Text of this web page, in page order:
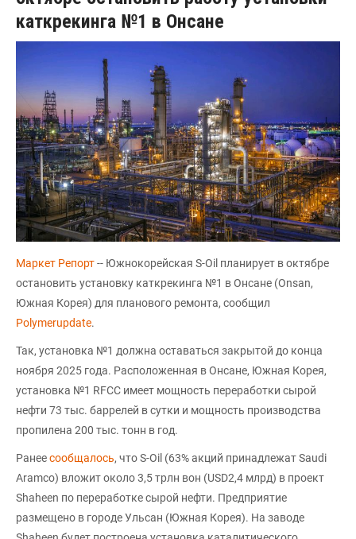
каткрекинга №1 в Онсане
Маркет Репорт-- Южнокорейская S-Oil планирует в октябре
остановить установку каткрекинга №1 в Онсане (Onsan,
Южная Корея) для планового ремонта, сообщил
Polymerupdate.
Так, установка №1 должна оставаться закрытой до конца
ноября 2025 года. Расположенная в Онсане, Южная Корея,
установка №1 RFCC имеет мощность переработки сырой
нефти 73 тыс. баррелей в сутки и мощность производства
пропилена 200 тыс. тонн в год.
Ранеесообщалось, что S-Oil (63% акций принадлежат Saudi
Aramco) вложит около 3,5 трлн вон (USD2,4 млрд) в проект
Shaheen по переработке сырой нефти. Предприятие
размещено в городе Ульсан (Южная Корея). На заводе